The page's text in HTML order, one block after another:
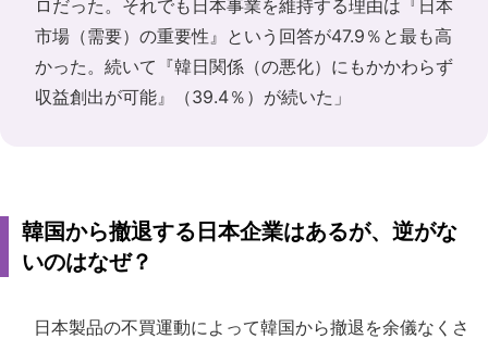
ロだった。それでも日本事業を維持する理由は『日本
市場（需要）の重要性』という回答が47.9％と最も高
かった。続いて『韓日関係（の悪化）にもかかわらず
収益創出が可能』（39.4％）が続いた」
韓国から撤退する日本企業はあるが、逆がな
いのはなぜ？
日本製品の不買運動によって韓国から撤退を余儀なくさ